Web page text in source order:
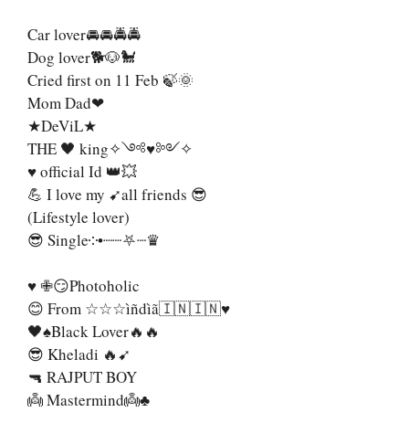
Car lover🚘🚘🚔🚔
Dog lover🐕🐶🐩
Cried first on 11 Feb 🍃🌞
Mom Dad❤
★DeViL★
THE 🖤 king✧༺♥༻✧
♥️ official Id 👑💥
💪 I love my ➹all friends 😎
(Lifestyle lover)
😎 Single༶•┈┈⛧┈♛
♥️ ✙😏Photoholic
😊 From ☆☆☆ìñdìã🇮🇳🇮🇳♥️
🖤♠︎Black Lover🔥🔥
😎 Kheladi 🔥➹
🔫 RAJPUT BOY
👼 Mastermind👼♣︎